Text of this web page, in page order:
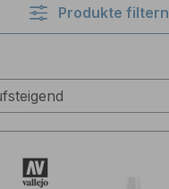
Produkte filtern